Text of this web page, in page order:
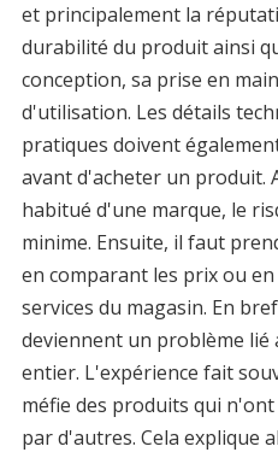
et principalement la
durabilité du produit ainsi
conception, sa prise en
d'utilisation. Les détails
pratiques doivent
avant d'acheter un produit.
habitué d'une marque, le
minime. Ensuite, il faut
en comparant les prix ou
services du magasin. En
deviennent un problème lié
entier. L'expérience fait
méfie des produits qui
par d'autres. Cela explique